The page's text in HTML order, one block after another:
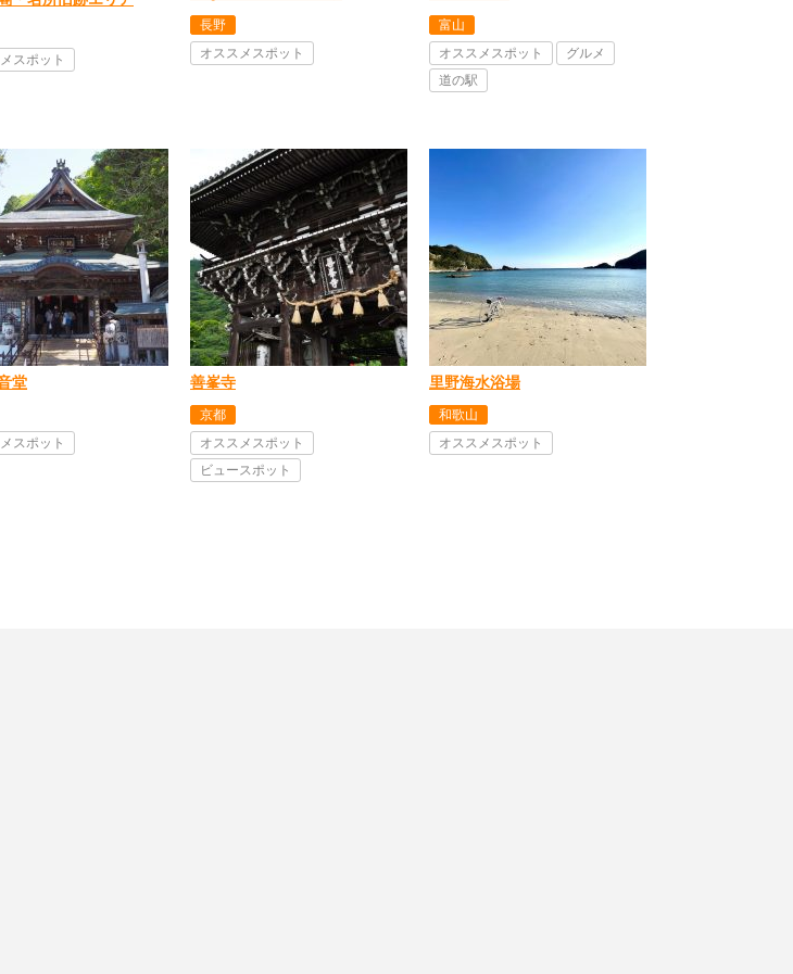
スポット
長野
オススメスポット
富山
オススメスポット
グルメ
道の駅
堂
スポット
善峯寺
京都
オススメスポット
ビュースポット
里野海水浴場
和歌山
オススメスポット